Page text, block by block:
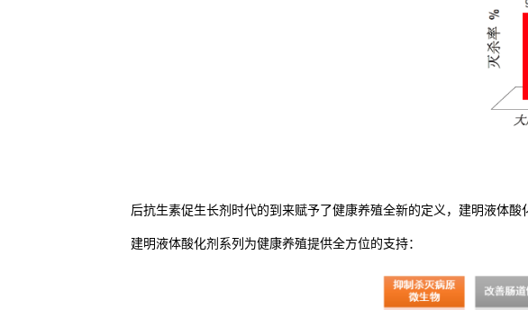
后抗生素促生长剂时代的到来赋予了健康养殖全新的定义，建明液体
建明液体酸化剂系列为健康养殖提供全方位的支持：